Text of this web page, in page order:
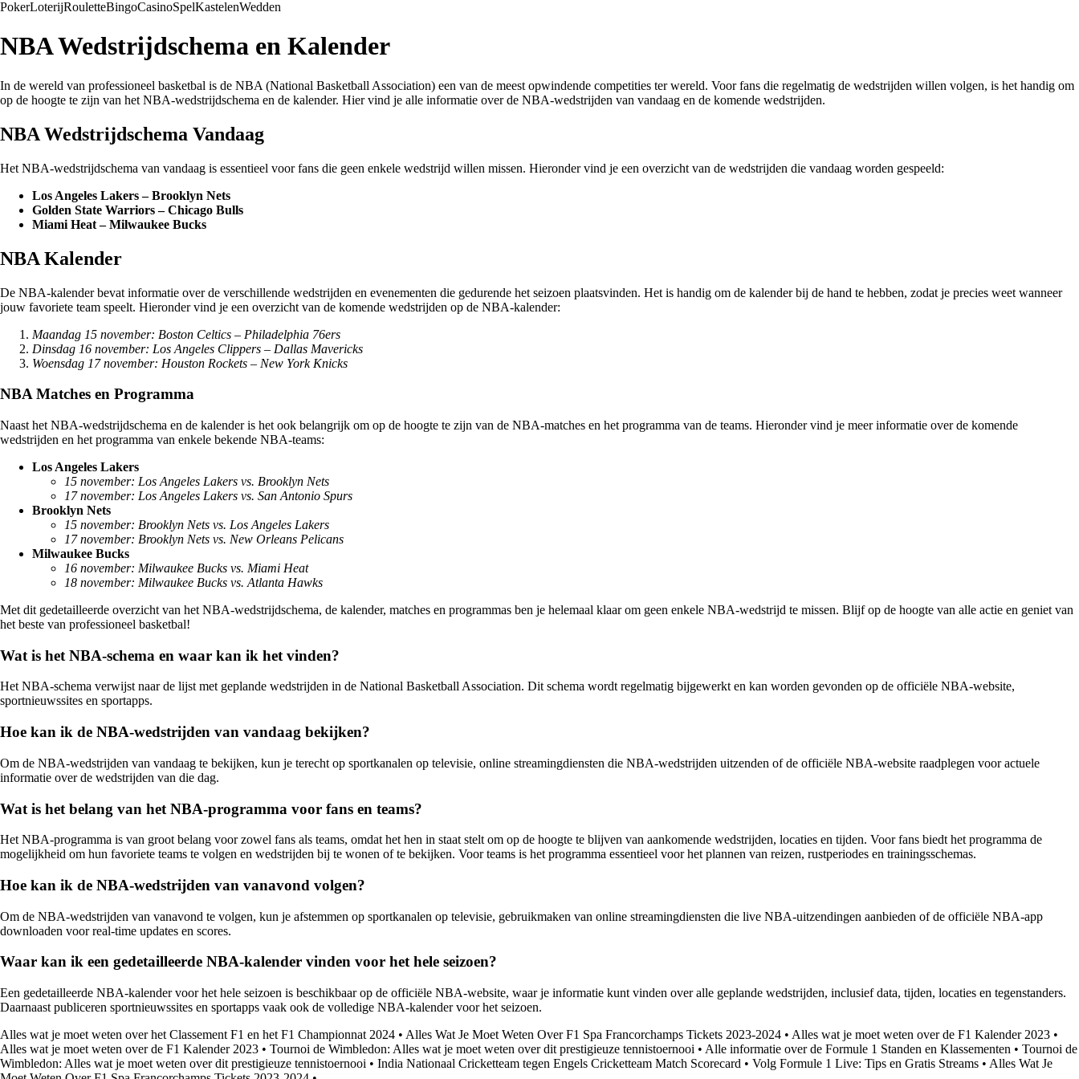
PokerLoterijRouletteBingoCasinoSpelKastelenWedden
NBA Wedstrijdschema en Kalender
In de wereld van professioneel basketbal is de NBA (National Basketball Association) een van de meest opwindende competities ter wereld. Voor fans die regelmatig de wedstrijden willen volgen, is het handig om
op de hoogte te zijn van het NBA-wedstrijdschema en de kalender. Hier vind je alle informatie over de NBA-wedstrijden van vandaag en de komende wedstrijden.
NBA Wedstrijdschema Vandaag
Het NBA-wedstrijdschema van vandaag is essentieel voor fans die geen enkele wedstrijd willen missen. Hieronder vind je een overzicht van de wedstrijden die vandaag worden gespeeld:
Los Angeles Lakers – Brooklyn Nets
Golden State Warriors – Chicago Bulls
Miami Heat – Milwaukee Bucks
NBA Kalender
De NBA-kalender bevat informatie over de verschillende wedstrijden en evenementen die gedurende het seizoen plaatsvinden. Het is handig om de kalender bij de hand te hebben, zodat je precies weet wanneer
jouw favoriete team speelt. Hieronder vind je een overzicht van de komende wedstrijden op de NBA-kalender:
Maandag 15 november: Boston Celtics – Philadelphia 76ers
Dinsdag 16 november: Los Angeles Clippers – Dallas Mavericks
Woensdag 17 november: Houston Rockets – New York Knicks
NBA Matches en Programma
Naast het NBA-wedstrijdschema en de kalender is het ook belangrijk om op de hoogte te zijn van de NBA-matches en het programma van de teams. Hieronder vind je meer informatie over de komende
wedstrijden en het programma van enkele bekende NBA-teams:
Los Angeles Lakers
15 november: Los Angeles Lakers vs. Brooklyn Nets
17 november: Los Angeles Lakers vs. San Antonio Spurs
Brooklyn Nets
15 november: Brooklyn Nets vs. Los Angeles Lakers
17 november: Brooklyn Nets vs. New Orleans Pelicans
Milwaukee Bucks
16 november: Milwaukee Bucks vs. Miami Heat
18 november: Milwaukee Bucks vs. Atlanta Hawks
Met dit gedetailleerde overzicht van het NBA-wedstrijdschema, de kalender, matches en programmas ben je helemaal klaar om geen enkele NBA-wedstrijd te missen. Blijf op de hoogte van alle actie en geniet van
het beste van professioneel basketbal!
Wat is het NBA-schema en waar kan ik het vinden?
Het NBA-schema verwijst naar de lijst met geplande wedstrijden in de National Basketball Association. Dit schema wordt regelmatig bijgewerkt en kan worden gevonden op de officiële NBA-website,
sportnieuwssites en sportapps.
Hoe kan ik de NBA-wedstrijden van vandaag bekijken?
Om de NBA-wedstrijden van vandaag te bekijken, kun je terecht op sportkanalen op televisie, online streamingdiensten die NBA-wedstrijden uitzenden of de officiële NBA-website raadplegen voor actuele
informatie over de wedstrijden van die dag.
Wat is het belang van het NBA-programma voor fans en teams?
Het NBA-programma is van groot belang voor zowel fans als teams, omdat het hen in staat stelt om op de hoogte te blijven van aankomende wedstrijden, locaties en tijden. Voor fans biedt het programma de
mogelijkheid om hun favoriete teams te volgen en wedstrijden bij te wonen of te bekijken. Voor teams is het programma essentieel voor het plannen van reizen, rustperiodes en trainingsschemas.
Hoe kan ik de NBA-wedstrijden van vanavond volgen?
Om de NBA-wedstrijden van vanavond te volgen, kun je afstemmen op sportkanalen op televisie, gebruikmaken van online streamingdiensten die live NBA-uitzendingen aanbieden of de officiële NBA-app
downloaden voor real-time updates en scores.
Waar kan ik een gedetailleerde NBA-kalender vinden voor het hele seizoen?
Een gedetailleerde NBA-kalender voor het hele seizoen is beschikbaar op de officiële NBA-website, waar je informatie kunt vinden over alle geplande wedstrijden, inclusief data, tijden, locaties en tegenstanders.
Daarnaast publiceren sportnieuwssites en sportapps vaak ook de volledige NBA-kalender voor het seizoen.
Alles wat je moet weten over het Classement F1 en het F1 Championnat 2024 • Alles Wat Je Moet Weten Over F1 Spa Francorchamps Tickets 2023-2024 • Alles wat je moet weten over de F1 Kalender 2023 •
Alles wat je moet weten over de F1 Kalender 2023 • Tournoi de Wimbledon: Alles wat je moet weten over dit prestigieuze tennistoernooi • Alle informatie over de Formule 1 Standen en Klassementen • Tournoi de
Wimbledon: Alles wat je moet weten over dit prestigieuze tennistoernooi • India Nationaal Cricketteam tegen Engels Cricketteam Match Scorecard • Volg Formule 1 Live: Tips en Gratis Streams • Alles Wat Je